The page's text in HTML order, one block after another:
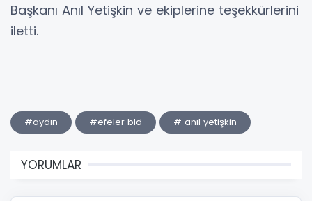
Başkanı Anıl Yetişkin ve ekiplerine teşekkürlerini
iletti.
#aydın #efeler bld # anıl yetişkin
YORUMLAR